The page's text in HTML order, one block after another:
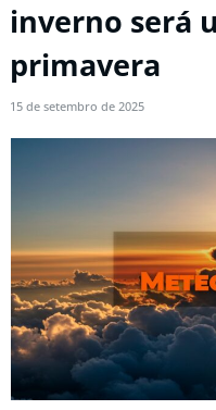
inverno será
primavera
15 de setembro de 2025